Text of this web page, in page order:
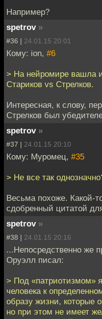
Например?
spetrov »
#36 | 24.01.15 20:01
Кому: ion, #6
> На нейромире вашла
Стариков vs Стрелков.
Интересная, к слову,
Стрелков был
spetrov »
#37 | 24.01.15 20:10
Кому: Муромец, #35
> Не все так
Весьма похоже. Какой-
сдобренный цитатой
spetrov »
#38 | 24.01.15 20:16
...Непосредственно же
Оруэлл писал:
> Под «патриотизмом»
человека к
образу жизни, которые
но при этом не имеет